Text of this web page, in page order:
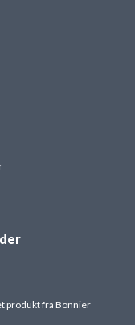
produkt fra Bonnier